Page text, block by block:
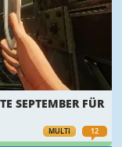
MULTI 12
SEPTEMBER FÜR